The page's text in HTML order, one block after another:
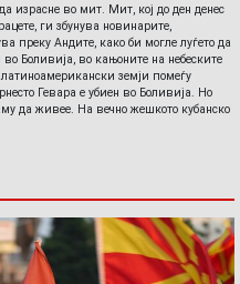
израсне во мит. Мит, кој до ден денес
ги збунува новинарите,
преку Андите, како би могле луѓето да
Боливија, во кањоните на небеските
земји помеѓу
Гевара е убиен во Боливија. Но
да живее. На вечно жешкото кубанско